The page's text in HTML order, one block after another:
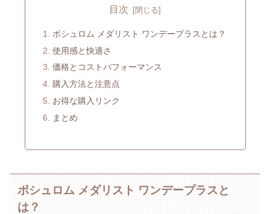
目次
ボシュロム メダリスト ワンデープラスとは？
使用感と快適さ
価格とコストパフォーマンス
購入方法と注意点
お得な購入リンク
まとめ
ボシュロム メダリスト ワンデープラスと
は？